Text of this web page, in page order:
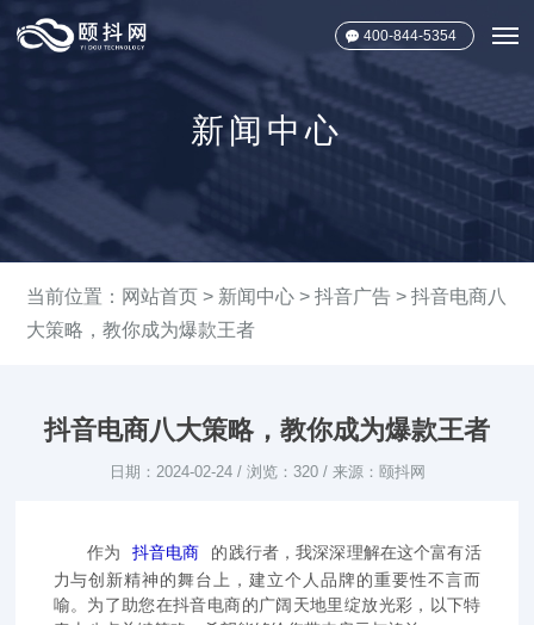
400-844-5354
新闻中心
当前位置： 网站首页 > 新闻中心 >抖音广告 > 抖音电商八
大策略，教你成为爆款王者
抖音电商八大策略，教你成为爆款王者
日期：2024-02-24 / 浏览：320 / 来源：颐抖网
作为 抖音电商
的践行者，我深深理解在这个富有活
力与创新精神的舞台上，建立个人品牌的重要性不言而
喻。为了助您在抖音电商的广阔天地里绽放光彩，以下特